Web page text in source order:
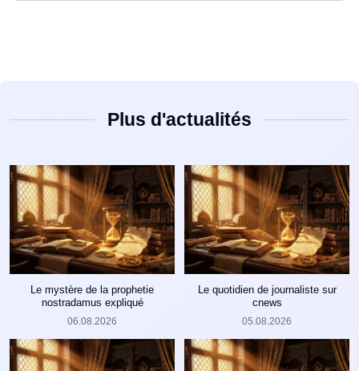
Plus d'actualités
Le mystère de la prophetie
nostradamus expliqué
06.08.2026
Le quotidien de journaliste sur
cnews
05.08.2026